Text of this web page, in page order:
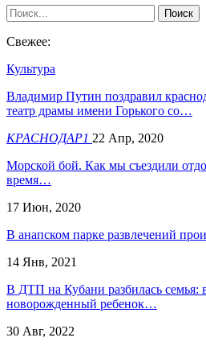
Свежее:
Культура
Владимир Путин поздравил
театр драмы имени Горького со…
КРАСНОДАР1 22 Апр, 2020
Морской бой. Как мы съездили
время…
17 Июн, 2020
В анапском парке развлечений
14 Янв, 2021
В ДТП на Кубани разбилась семья:
новорожденный ребенок…
30 Авг, 2022